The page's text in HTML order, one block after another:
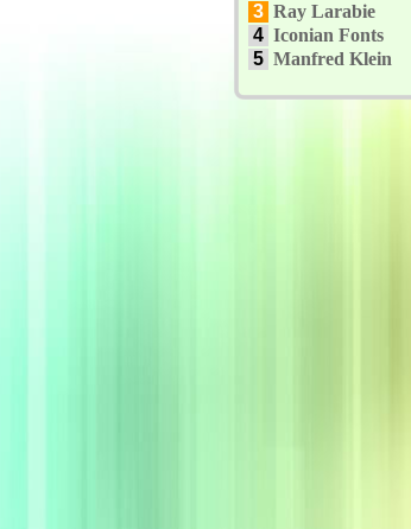
3 Ray Larabie
4 Iconian Fonts
5 Manfred Klein